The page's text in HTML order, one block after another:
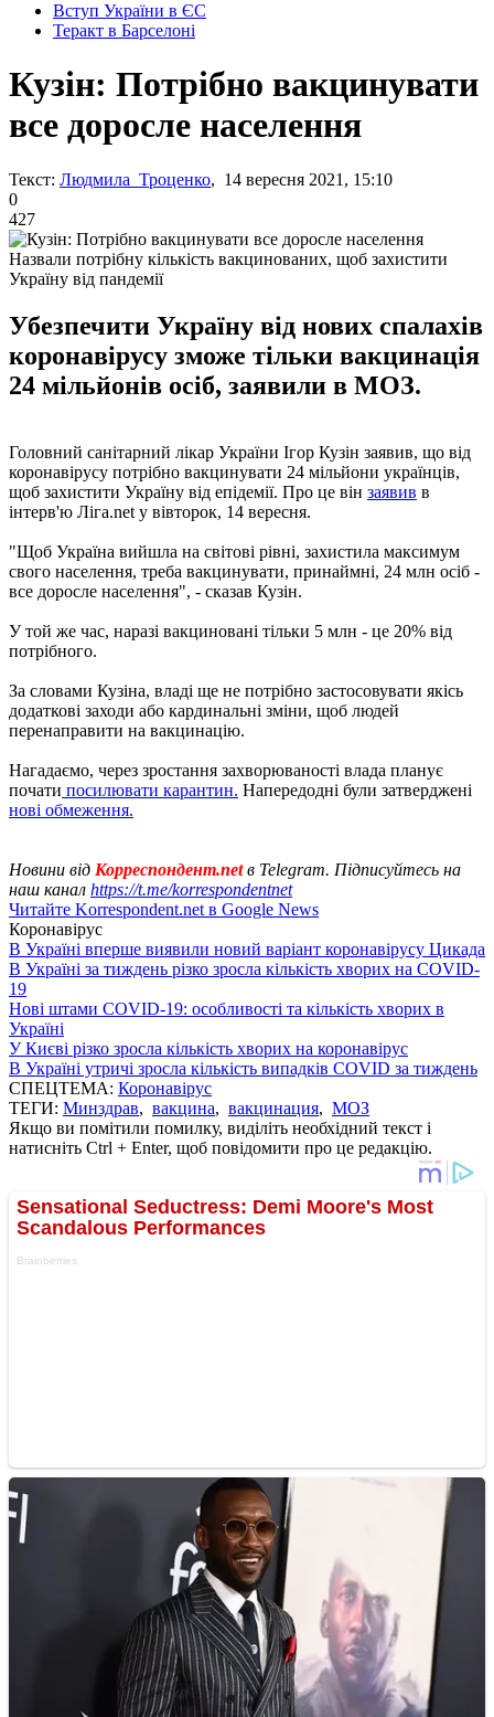
Вступ України в ЄС
Теракт в Барселоні
Кузін: Потрібно вакцинувати
все доросле населення
Текст: Людмила Троценко, 14 вересня 2021, 15:10
0
427
Назвали потрібну кількість вакцинованих, щоб захистити
Україну від пандемії
Убезпечити Україну від нових спалахів
коронавірусу зможе тільки вакцинація
24 мільйонів осіб, заявили в МОЗ.
Головний санітарний лікар України Ігор Кузін заявив, що від
коронавірусу потрібно вакцинувати 24 мільйони українців,
щоб захистити Україну від епідемії. Про це він заявив в
інтерв'ю Ліга.net у вівторок, 14 вересня.
"Щоб Україна вийшла на світові рівні, захистила максимум
свого населення, треба вакцинувати, принаймні, 24 млн осіб -
все доросле населення", - сказав Кузін.
У той же час, наразі вакциновані тільки 5 млн - це 20% від
потрібного.
За словами Кузіна, владі ще не потрібно застосовувати якісь
додаткові заходи або кардинальні зміни, щоб людей
перенаправити на вакцинацію.
Нагадаємо, через зростання захворюваності влада планує
почати посилювати карантин. Напередодні були затверджені
нові обмеження.
Новини від Корреспондент.netв Telegram. Підписуйтесь на
наш канал https://t.me/korrespondentnet
Читайте Korrespondent.net в Google News
Коронавірус
В Україні вперше виявили новий варіант коронавірусу Цикада
В Україні за тиждень різко зросла кількість хворих на COVID-
19
Нові штами COVID-19: особливості та кількість хворих в
Україні
У Києві різко зросла кількість хворих на коронавірус
В Україні утричі зросла кількість випадків COVID за тиждень
СПЕЦТЕМА: Коронавірус
ТЕГИ: Минздрав, вакцина, вакцинация, МОЗ
Якщо ви помітили помилку, виділіть необхідний текст і
натисніть Ctrl + Enter, щоб повідомити про це редакцію.